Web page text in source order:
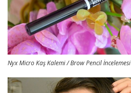
Nyx Micro Kaş Kalemi / Brow Pencil İncelemesi